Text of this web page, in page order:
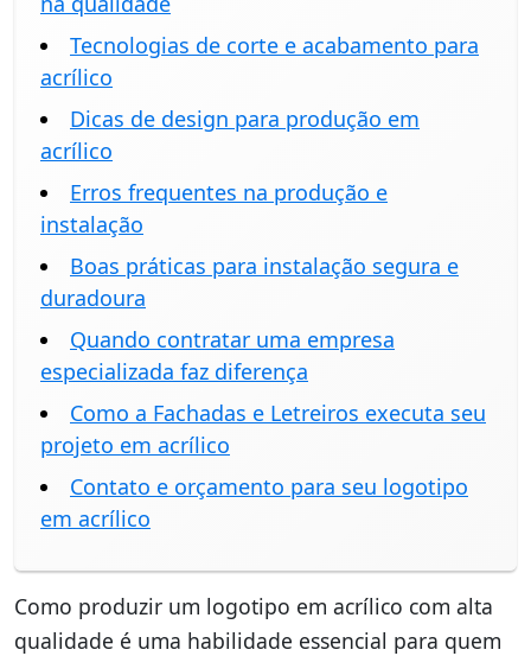
Tecnologias de corte e acabamento para
acrílico
Dicas de design para produção em
acrílico
Erros frequentes na produção e
instalação
Boas práticas para instalação segura e
duradoura
Quando contratar uma empresa
especializada faz diferença
Como a Fachadas e Letreiros executa seu
projeto em acrílico
Contato e orçamento para seu logotipo
em acrílico
Como produzir um logotipo em acrílico com alta
qualidade é uma habilidade essencial para quem